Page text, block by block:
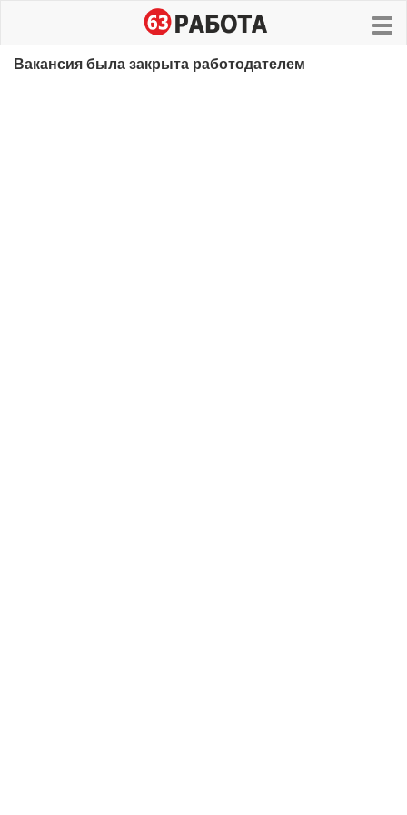
Вакансия была закрыта работодателем